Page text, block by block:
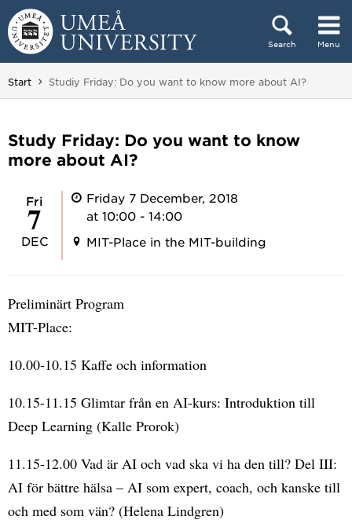
Skip to content
Search Menu
Main menu hidden.
Start You are here:
Studiy Friday: Do you want to know more about AI?
Study Friday: Do you want to know
more about AI?
Fri
7
DEC
Friday 7 December, 2018
at 10:00 - 14:00
MIT-Place in the MIT-building
Preliminärt Program
MIT-Place:
10.00-10.15 Kaffe och information
10.15-11.15 Glimtar från en AI-kurs: Introduktion till
Deep Learning (Kalle Prorok)
11.15-12.00 Vad är AI och vad ska vi ha den till? Del III:
AI för bättre hälsa – AI som expert, coach, och kanske till
och med som vän? (Helena Lindgren)